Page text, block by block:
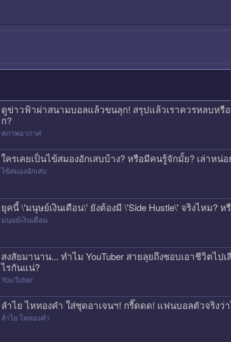
ดูข่าวฟ้าผ่าสนามบอลแล้วขนลุก! สรุปแล้วเราควรหลบหรื
ก?
สภาพอากาศ
ใครเคยเป็นไข้สมองอักเสบบ้าง? หรือมีคนรู้จักมั้ย? เล่าห
ไข้สมองอักเสบ
ยุคนี้ \'มนุษย์เงินเดือน\' ยังต้องมี \'Side Hustle\' จริงไหม?
มนุษย์เงินเดือน
สงสัยมานาน... ทำไม YouTuber สายลุยถึงชอบเอาชีวิตไป
ไรกันแน่?
YouTuber
ลำไย ไหทองคำ ใส่ชุดอาเจนฯ! กรี๊ดดด! แฟนบอลตัวจริงว่
ลำไย ไหทองคำ